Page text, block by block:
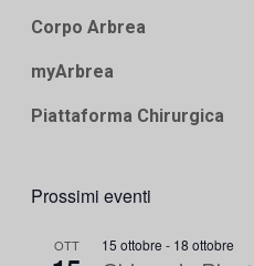
Corpo Arbrea
myArbrea
Piattaforma Chirurgica
Prossimi eventi
OTT 15 ottobre - 18 ottobre